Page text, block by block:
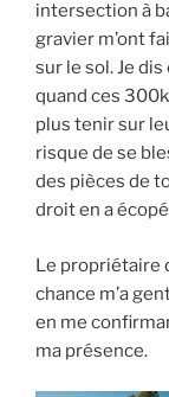
intersection à
gravier m’ont
sur le sol. Je
quand ces
plus tenir sur
risque de se
des pièces de
droit en a
Le propriétaire
chance m’a
en me
ma présence.